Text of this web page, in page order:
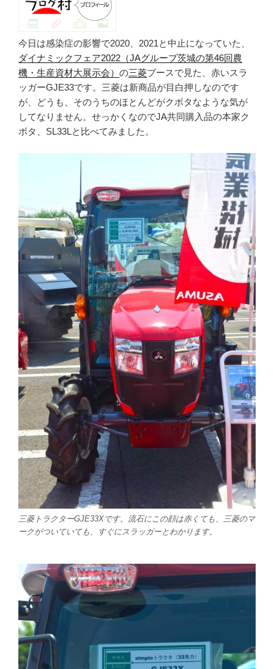
今日は感染症の影響で2020、2021と中止になっていた、
ダイナミックフェア2022（JAグループ茨城の第46回農
機・生産資材大展示会） の三菱ブースで見た、赤いスラ
ッガーGJE33です。三菱は新商品が目白押しなのです
が、どうも、そのうちのほとんどがクボタなような気が
してなりません。せっかくなのでJA共同購入品の本家ク
ボタ、SL33Lと比べてみました。
三菱トラクターGJE33Xです。流石にこの顔は赤くても、三菱のマ
ークがついていても、すぐにスラッガーとわかります。